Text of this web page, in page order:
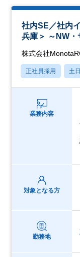
社内SE／社内
兵庫＞ ～NW・
株式会社
正社員採用 土
業務内容
対象となる方
勤務地